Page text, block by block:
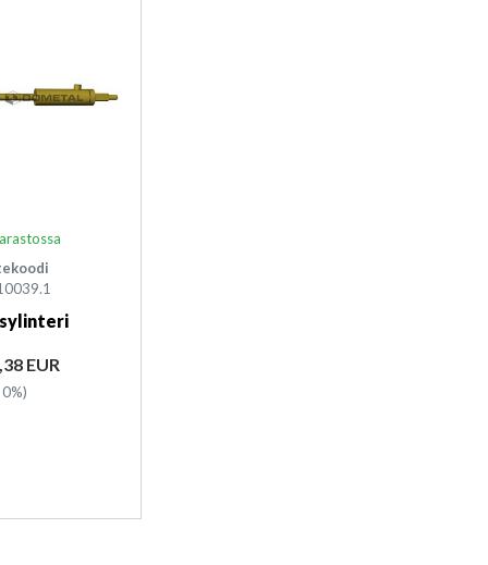
EUR